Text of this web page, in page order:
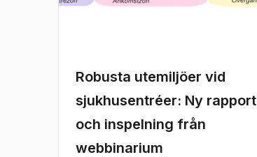
Robusta utemiljöer vid
sjukhusentréer: Ny rapport
och inspelning från
webbinarium